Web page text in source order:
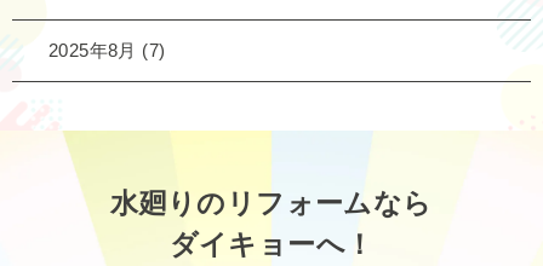
2025年8月 (7)
水廻りのリフォームなら
ダイキョーへ！